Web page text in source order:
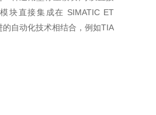
块直接集成在 SIMATIC ET
自动化技术相结合，例如TIA